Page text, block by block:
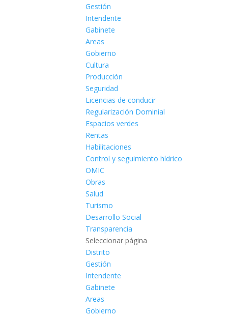
Gestión
Intendente
Gabinete
Areas
Gobierno
Cultura
Producción
Seguridad
Licencias de conducir
Regularización Dominial
Espacios verdes
Rentas
Habilitaciones
Control y seguimiento hídrico
OMIC
Obras
Salud
Turismo
Desarrollo Social
Transparencia
Seleccionar página
Distrito
Gestión
Intendente
Gabinete
Areas
Gobierno